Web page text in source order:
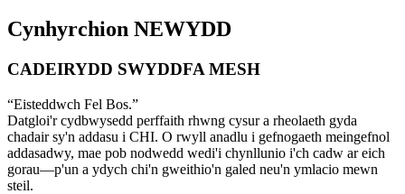
Cynhyrchion NEWYDD
CADEIRYDD SWYDDFA MESH
“Eisteddwch Fel Bos.”
Datgloi'r cydbwysedd perffaith rhwng cysur a rheolaeth gyda
chadair sy'n addasu i CHI. O rwyll anadlu i gefnogaeth meingefnol
addasadwy, mae pob nodwedd wedi'i chynllunio i'ch cadw ar eich
gorau—p'un a ydych chi'n gweithio'n galed neu'n ymlacio mewn
steil.